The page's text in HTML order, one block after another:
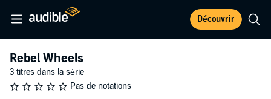
Découvrir
Rebel Wheels
3 titres dans la série
Pas de notations